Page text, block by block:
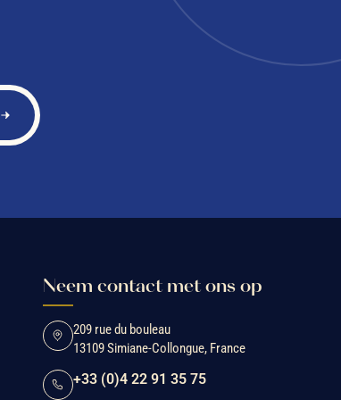
Neem contact met ons op
209 rue du bouleau
13109 Simiane-Collongue, France
+33 (0)4 22 91 35 75